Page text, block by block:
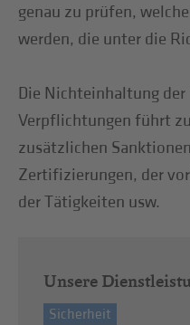
genau zu prüfen,
werden, die unter die
Die Nichteinhaltung
Verpflichtungen führt
zusätzlichen
Zertifizierungen, der
der Tätigkeiten usw.
Unsere
Sicherheit